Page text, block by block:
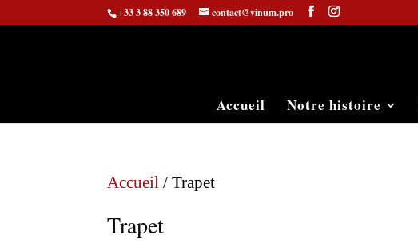
+33 3 88 350 689 contact@vinum.pro
Accueil Notre histoire
Accueil / Trapet
Trapet